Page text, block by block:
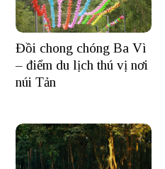
Đồi chong chóng Ba Vì
– điểm du lịch thú vị nơi
núi Tản